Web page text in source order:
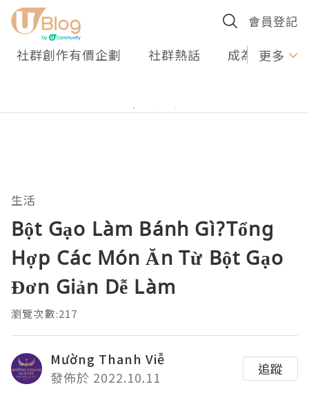
會員登記
社群創作有價企劃 社群熱話 成為U更多
生活
Bột Gạo Làm Bánh Gì?Tổng
Hợp Các Món Ăn Từ Bột Gạo
Đơn Giản Dễ Làm
瀏覽次數:217
Mường Thanh Viễ
發佈於 2022.10.11
追蹤